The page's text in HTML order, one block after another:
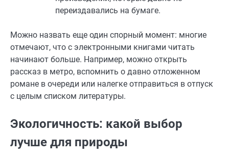
переиздавались на бумаге.
Можно назвать еще один спорный момент: многие
отмечают, что с электронными книгами читать
начинают больше. Например, можно открыть
рассказ в метро, вспомнить о давно отложенном
романе в очереди или налегке отправиться в отпуск
с целым списком литературы.
Экологичность: какой выбор
лучше для природы